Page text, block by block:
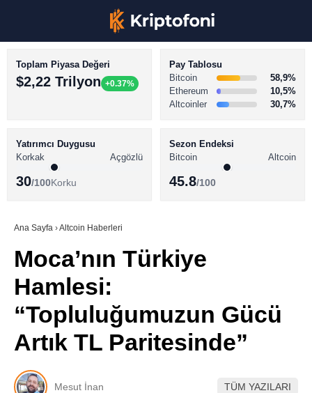
BİTCOİN HABERLERİ
ALTCOİN HABERLERİ
SÖZLÜK
Toplam Piyasa Değeri
$2,22 Trilyon +0.37%
Pay Tablosu
Bitcoin
58,9%
Ethereum
10,5%
Altcoinler
30,7%
Yatırımcı Duygusu
Korkak
Açgözlü
30/100Korku
Sezon Endeksi
Bitcoin
Altcoin
45.8/100
Ana Sayfa ›Altcoin Haberleri
Moca’nın Türkiye
Hamlesi:
“Topluluğumuzun Gücü
Artık TL Paritesinde”
Mesut İnan TÜM YAZILARI